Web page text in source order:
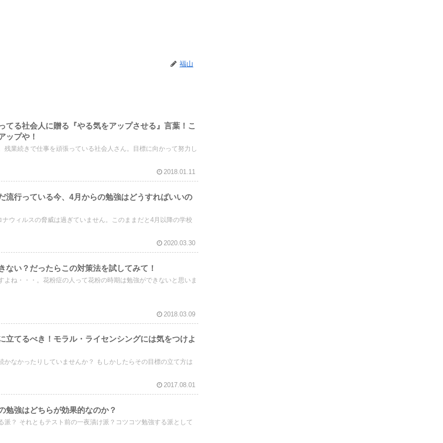
福山
てる社会人に贈る『やる気をアップさせる』言葉！こ
ップや！
残業続きで仕事を頑張っている社会人さん。目標に向かって努力し
2018.01.11
流行っている今、4月からの勉強はどうすればいいの
ウィルスの脅威は過ぎていません。このままだと4月以降の学校
2020.03.30
ない？だったらこの対策法を試してみて！
よね・・・。花粉症の人って花粉の時期は勉強ができないと思いま
2018.03.09
立てるべき！モラル・ライセンシングには気をつけよ
かなかったりしていませんか？ もしかしたらその目標の立て方は
2017.08.01
勉強はどちらが効果的なのか？
派？ それともテスト前の一夜漬け派？コツコツ勉強する派として